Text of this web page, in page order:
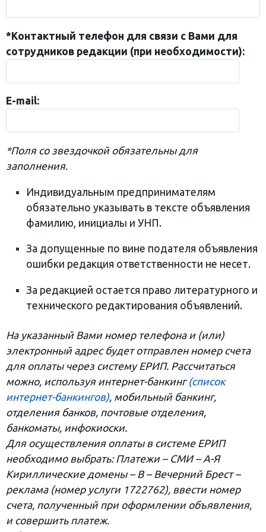
*Контактный телефон для связи с Вами для
сотрудников редакции (при необходимости):
E-mail:
*Поля со звездочкой обязательны для
заполнения.
Индивидуальным предпринимателям
обязательно указывать в тексте объявления
фамилию, инициалы и УНП.
За допущенные по вине подателя объявления
ошибки редакция ответственности не несет.
За редакцией остается право литературного и
технического редактирования объявлений.
На указанный Вами номер телефона и (или)
электронный адрес будет отправлен номер счета
для оплаты через систему ЕРИП. Рассчитаться
можно, используя интернет-банкинг(список
интернет-банкингов) , мобильный банкинг,
отделения банков, почтовые отделения,
банкоматы, инфокиоски.
Для осуществления оплаты в системе ЕРИП
необходимо выбрать: Платежи – СМИ – А-Я
Кириллические домены – В – Вечерний Брест –
реклама (номер услуги 1722762), ввести номер
счета, полученный при оформлении объявления,
и совершить платеж.